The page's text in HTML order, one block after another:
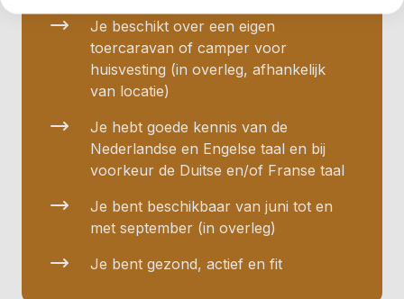
Je beschikt over een eigen
toercaravan of camper voor
huisvesting (in overleg, afhankelijk
van locatie)
Je hebt goede kennis van de
Nederlandse en Engelse taal en bij
voorkeur de Duitse en/of Franse taal
Je bent beschikbaar van juni tot en
met september (in overleg)
Je bent gezond, actief en fit